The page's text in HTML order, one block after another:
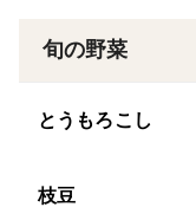
おすすめは冷凍保
存できます。
旬の野菜
とうもろこし
枝豆